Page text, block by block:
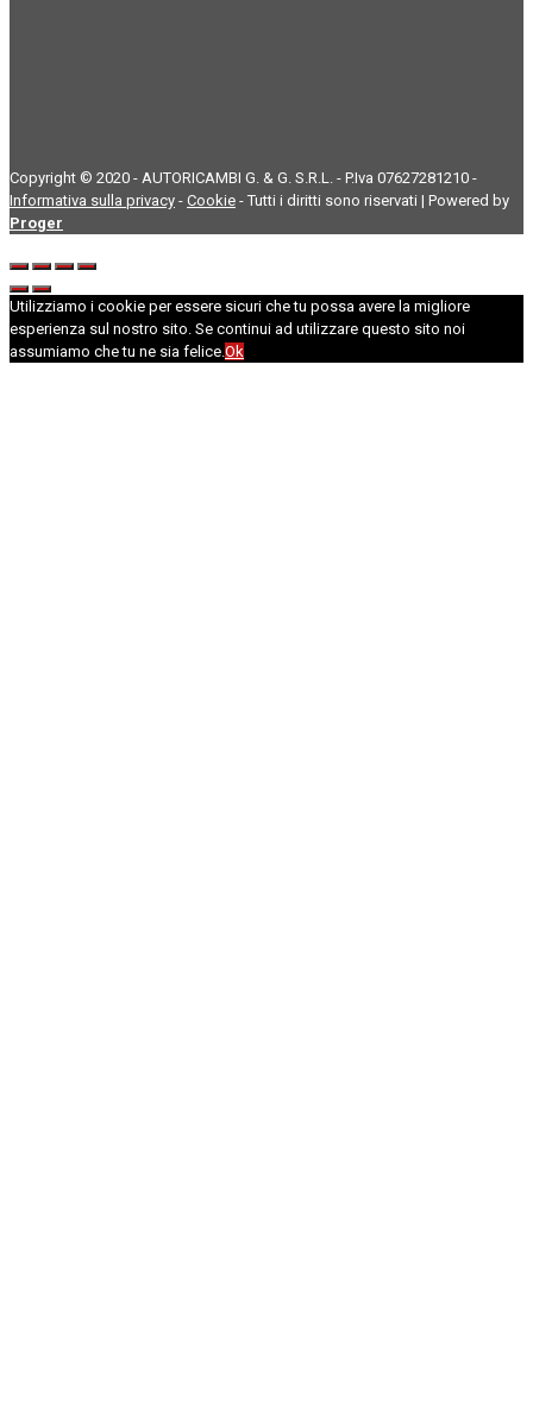
Copyright © 2020 - AUTORICAMBI G. & G. S.R.L. - P.Iva 07627281210 -
Informativa sulla privacy - Cookie - Tutti i diritti sono riservati | Powered by
Proger
Utilizziamo i cookie per essere sicuri che tu possa avere la migliore
esperienza sul nostro sito. Se continui ad utilizzare questo sito noi
assumiamo che tu ne sia felice.Ok